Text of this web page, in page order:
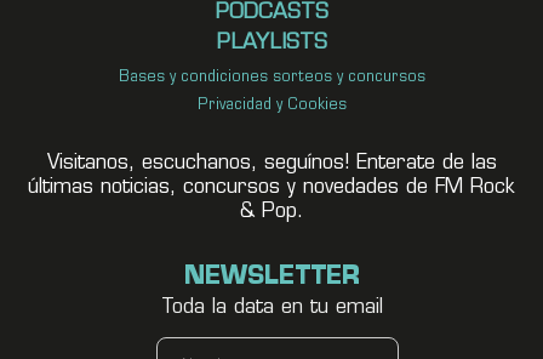
PODCASTS
PLAYLISTS
Bases y condiciones sorteos y concursos
Privacidad y Cookies
Visitanos, escuchanos, seguínos! Enterate de las
últimas noticias, concursos y novedades de FM Rock
& Pop.
NEWSLETTER
Toda la data en tu email